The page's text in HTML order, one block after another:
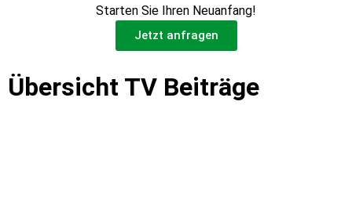
Starten Sie Ihren Neuanfang!
Jetzt anfragen
Übersicht TV Beiträge